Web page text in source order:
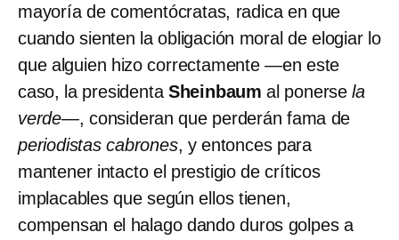
mayoría de comentócratas, radica en que
cuando sienten la obligación moral de elogiar lo
que alguien hizo correctamente —en este
caso, la presidenta Sheinbaumal ponersela
verde—, consideran que perderán fama de
periodistas cabrones, y entonces para
mantener intacto el prestigio de críticos
implacables que según ellos tienen,
compensan el halago dando duros golpes a